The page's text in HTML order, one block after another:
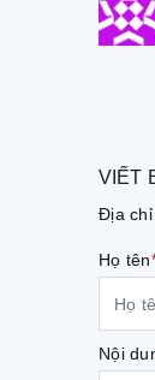
VIẾT
Địa
Họ tên
Nội